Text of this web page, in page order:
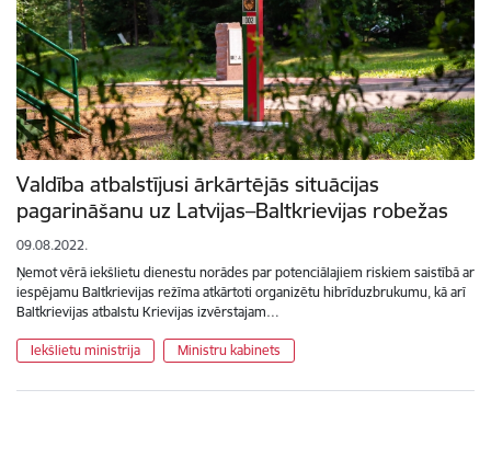
Valdība atbalstījusi ārkārtējās situācijas
pagarināšanu uz Latvijas–Baltkrievijas robežas
09.08.2022.
Ņemot vērā iekšlietu dienestu norādes par potenciālajiem riskiem saistībā ar
iespējamu Baltkrievijas režīma atkārtoti organizētu hibrīduzbrukumu, kā arī
Baltkrievijas atbalstu Krievijas izvērstajam…
Iekšlietu ministrija Ministru kabinets